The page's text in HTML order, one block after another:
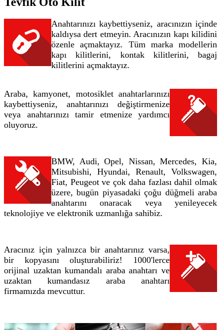
Anahtarınızı kaybettiyseniz, aracınızın içinde
kaldıysa dert etmeyin. Aracınızın kapı kilidini
özenle açmaktayız. Tüm marka modellerin
kapı kilitlerini, kontak kilitlerini, bagaj
kilitlerini açmaktayız.
Araba, kamyonet, motosiklet anahtarlarınızı
kaybettiyseniz, anahtarınızı değiştirmenize
veya anahtarınızı tamir etmenize yardımcı
oluyoruz.
BMW, Audi, Opel, Nissan, Mercedes, Kia,
Mitsubishi, Hyundai, Renault, Volkswagen,
Fiat, Peugeot ve çok daha fazlası dahil olmak
üzere, bugün piyasadaki çoğu düğmeli araba
anahtarını onaracak veya yenileyecek
teknolojiye ve elektronik uzmanlığa sahibiz.
Aracınız için yalnızca bir anahtarınız varsa,
bir kopyasını oluşturabiliriz! 1000'lerce
orijinal uzaktan kumandalı araba anahtarı ve
uzaktan kumandasız araba anahtarı
firmamızda mevcuttur.